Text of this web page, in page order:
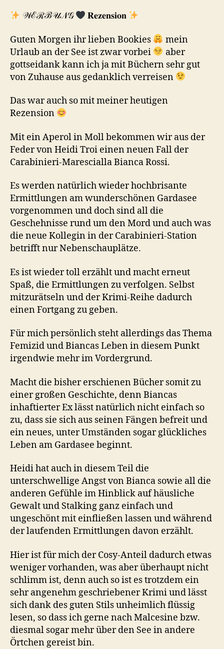
𝒲ℰℛℬ𝒰𝒩𝒢 𝐑𝐞𝐳𝐞𝐧𝐬𝐢𝐨𝐧
Guten Morgen ihr lieben Bookies
mein
Urlaub an der See ist zwar vorbei
aber
gottseidank kann ich ja mit Büchern sehr gut
von Zuhause aus gedanklich verreisen
Das war auch so mit meiner heutigen
Rezension
Mit ein Aperol in Moll bekommen wir aus der
Feder von Heidi Troi einen neuen Fall der
Carabinieri-Marescialla Bianca Rossi.
Es werden natürlich wieder hochbrisante
Ermittlungen am wunderschönen Gardasee
vorgenommen und doch sind all die
Geschehnisse rund um den Mord und auch was
die neue Kollegin in der Carabinieri-Station
betrifft nur Nebenschauplätze.
Es ist wieder toll erzählt und macht erneut
Spaß, die Ermittlungen zu verfolgen. Selbst
mitzurätseln und der Krimi-Reihe dadurch
einen Fortgang zu geben.
Für mich persönlich steht allerdings das Thema
Femizid und Biancas Leben in diesem Punkt
irgendwie mehr im Vordergrund.
Macht die bisher erschienen Bücher somit zu
einer großen Geschichte, denn Biancas
inhaftierter Ex lässt natürlich nicht einfach so
zu, dass sie sich aus seinen Fängen befreit und
ein neues, unter Umständen sogar glückliches
Leben am Gardasee beginnt.
Heidi hat auch in diesem Teil die
unterschwellige Angst von Bianca sowie all die
anderen Gefühle im Hinblick auf häusliche
Gewalt und Stalking ganz einfach und
ungeschönt mit einfließen lassen und während
der laufenden Ermittlungen davon erzählt.
Hier ist für mich der Cosy-Anteil dadurch etwas
weniger vorhanden, was aber überhaupt nicht
schlimm ist, denn auch so ist es trotzdem ein
sehr angenehm geschriebener Krimi und lässt
sich dank des guten Stils unheimlich flüssig
lesen, so dass ich gerne nach Malcesine bzw.
diesmal sogar mehr über den See in andere
Örtchen gereist bin.